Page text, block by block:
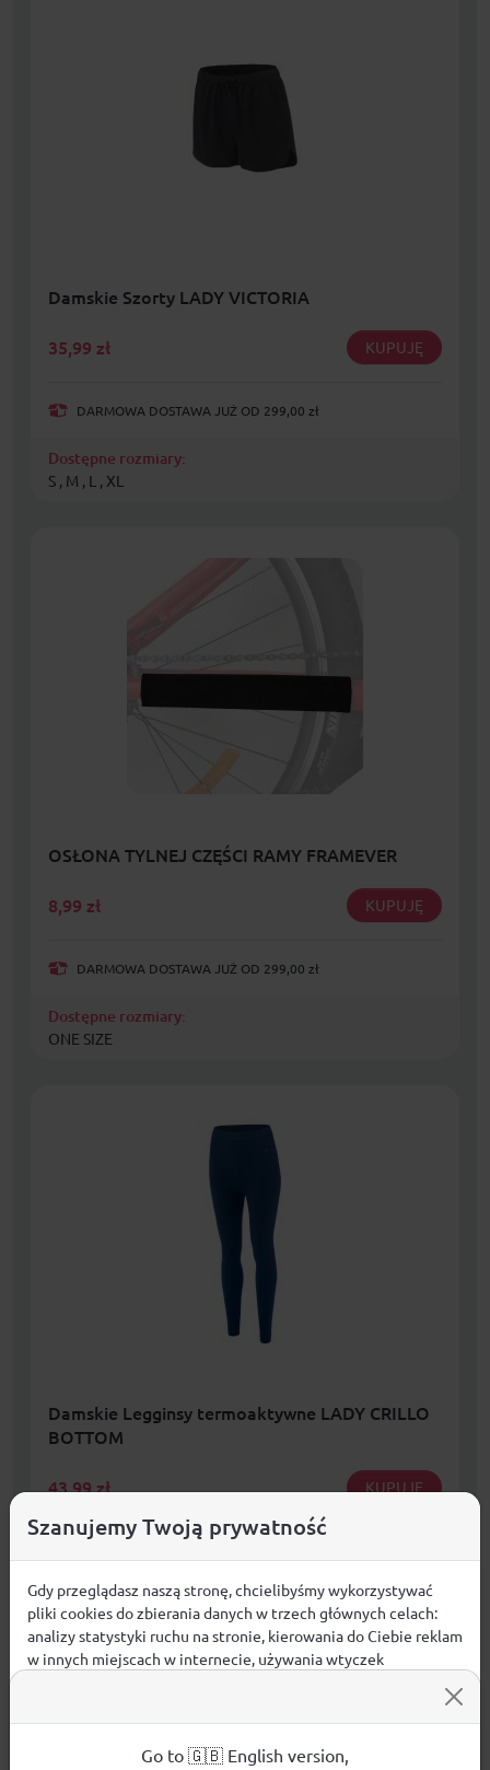
Damskie Szorty LADY VICTORIA
35,99 zł KUPUJĘ
DARMOWA DOSTAWA JUŻ OD 299,00 zł
Dostępne rozmiary:
S , M , L , XL
OSŁONA TYLNEJ CZĘŚCI RAMY FRAMEVER
8,99 zł KUPUJĘ
DARMOWA DOSTAWA JUŻ OD 299,00 zł
Dostępne rozmiary:
ONE SIZE
Damskie Legginsy termoaktywne LADY CRILLO
BOTTOM
43,99zł KUPUJĘ
Dostępne rozmiary:
S , M , L , XL
Szanujemy Twoją prywatność
Gdy przeglądasz naszą stronę, chcielibyśmy wykorzystywać
pliki cookies do zbierania danych w trzech głównych celach:
analizy statystyki ruchu na stronie, kierowania do Ciebie reklam
w innych miejscach w internecie, używania wtyczek
używanych plików cookies.
Aby dowiedzieć się więcej o plikach cookie i tym, jak
Go to 🇬🇧 English version,